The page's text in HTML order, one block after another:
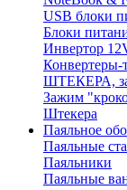
USB блоки
Блоки
Инвертор
Конвертеры-
ШТЕКЕРА,
Зажим
Штекера
Паяльное
Паяльные
Паяльники
Паяльные